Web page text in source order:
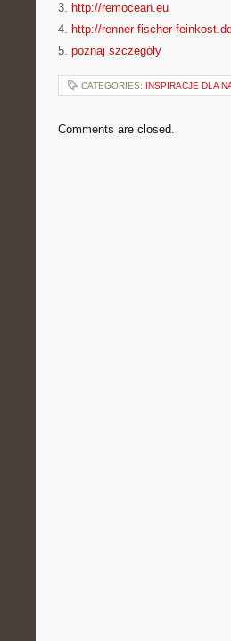
3. http://remocean.eu
4. http://renner-fischer-
5. poznaj szczegóły
CATEGORIES: INSPIRACJE DLA
Comments are closed.